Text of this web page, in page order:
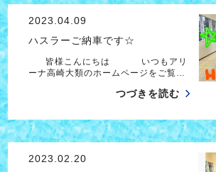
2023.04.09
ハスラーご納車です☆
皆様こんにちは いつもアリ
ーナ高崎大類のホームページをご覧…
つづきを読む
2023.02.20